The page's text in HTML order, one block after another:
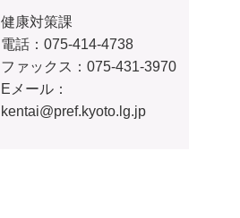
健康対策課
電話：075-414-4738
ファックス：075-431-3970
Eメール：
kentai@pref.kyoto.lg.jp